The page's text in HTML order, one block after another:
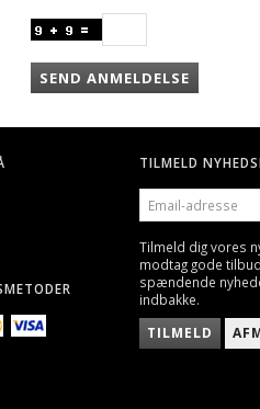
SEND ANMELDELSE
TILMELD
EMAIL-
ADRESSE
Tilmeld dig vores
modtag gode
spændende
indbakke.
TILMELD